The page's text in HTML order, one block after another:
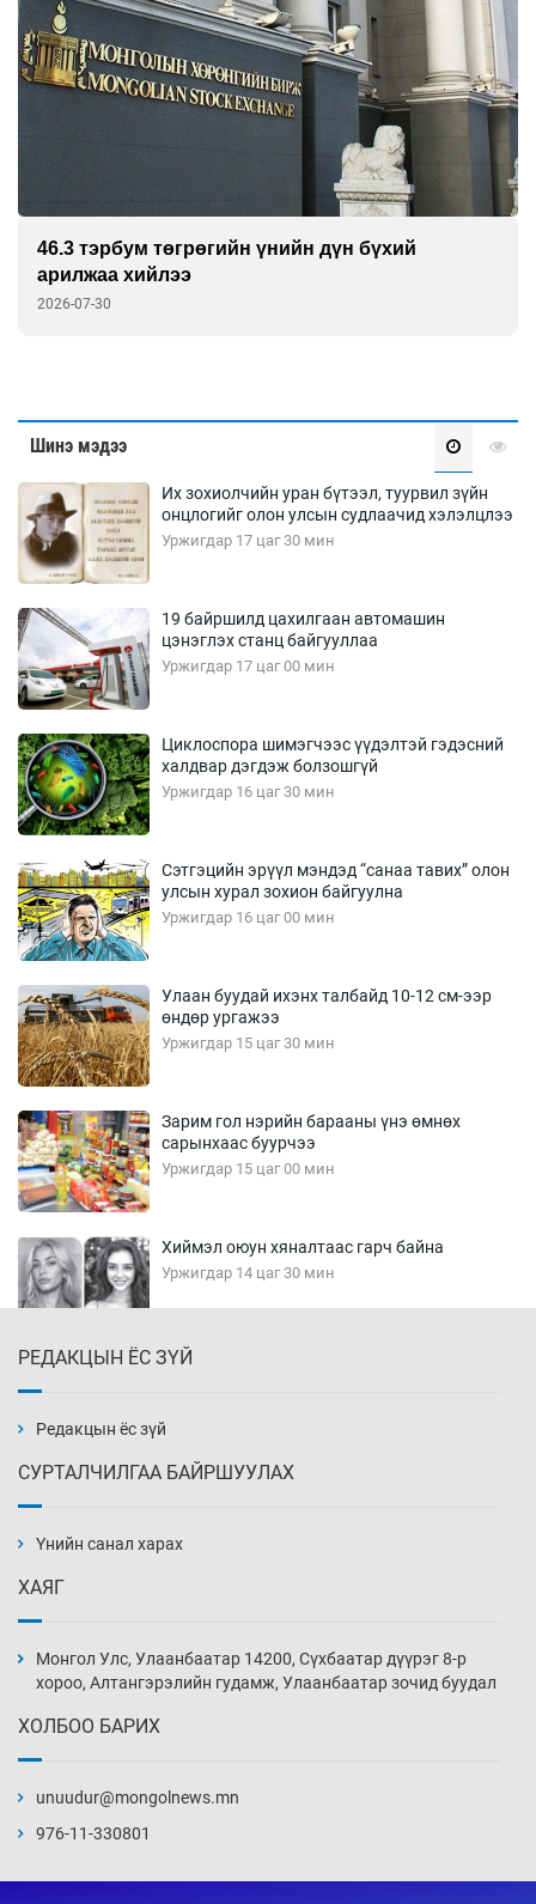
46.3 тэрбум төгрөгийн үнийн дүн бүхий
арилжаа хийлээ
2026-07-30
Шинэ мэдээ
Их зохиолчийн уран бүтээл, туурвил зүйн
онцлогийг олон улсын судлаачид хэлэлцлээ
Уржигдар 17 цаг 30 мин
19 байршилд цахилгаан автомашин
цэнэглэх станц байгууллаа
Уржигдар 17 цаг 00 мин
Циклоспора шимэгчээс үүдэлтэй гэдэсний
халдвар дэгдэж болзошгүй
Уржигдар 16 цаг 30 мин
Сэтгэцийн эрүүл мэндэд “санаа тавих” олон
улсын хурал зохион байгуулна
Уржигдар 16 цаг 00 мин
Улаан буудай ихэнх талбайд 10-12 см-ээр
өндөр ургажээ
Уржигдар 15 цаг 30 мин
Зарим гол нэрийн барааны үнэ өмнөх
сарынхаас буурчээ
Уржигдар 15 цаг 00 мин
Хиймэл оюун хяналтаас гарч байна
Уржигдар 14 цаг 30 мин
Уржигдар 14 цаг 00 мин
нэмэгджээ
Уржигдар 13 цаг 30 мин
Уржигдар 13 цаг 00 мин
РЕДАКЦЫН ЁС ЗҮЙ
Редакцын ёс зүй
СУРТАЛЧИЛГАА БАЙРШУУЛАХ
Үнийн санал харах
ХАЯГ
Монгол Улс, Улаанбаатар 14200, Сүхбаатар дүүрэг 8-р
хороо, Алтангэрэлийн гудамж, Улаанбаатар зочид буудал
ХОЛБОО БАРИХ
unuudur@mongolnews.mn
976-11-330801